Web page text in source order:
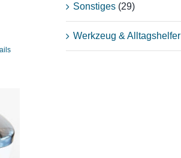
Sonstiges (29)
Werkzeug & Alltagshelfer